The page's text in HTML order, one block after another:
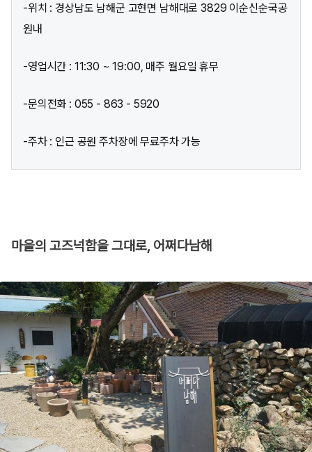
-위치 : 경상남도 남해군 고현면 남해대로 3829 이순신순국공
원내
-영업시간 : 11:30 ~ 19:00, 매주 월요일 휴무
-문의전화 : 055 - 863 - 5920
-주차 : 인근 공원 주차장에 무료주차 가능
마을의 고즈넉함을 그대로, 어쩌다남해